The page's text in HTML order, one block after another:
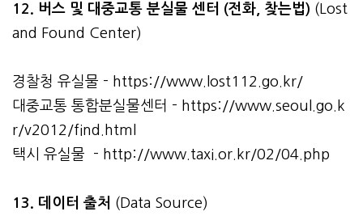
12. 버스 및 대중교통 분실물 센터 (전화, 찾는법) (Lost
and Found Center)
경찰청 유실물 - https://www.lost112.go.kr/
대중교통 통합분실물센터 - https://www.seoul.go.k
r/v2012/find.html
택시 유실물 - http://www.taxi.or.kr/02/04.php
13. 데이터 출처 (Data Source)